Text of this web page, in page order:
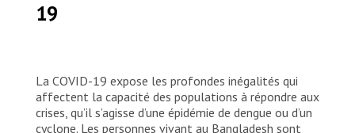
19
La COVID-19 expose les profondes inégalités qui
affectent la capacité des populations à répondre aux
crises, qu’il s’agisse d’une épidémie de dengue ou d’un
cyclone. Les personnes vivant au Bangladesh sont